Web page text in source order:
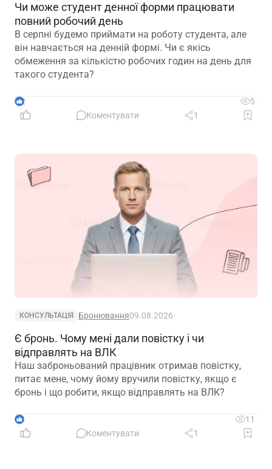
Чи може студент денної форми працювати
повний робочий день
В серпні будемо приймати на роботу студента, але
він навчається на денній формі. Чи є якісь
обмеження за кількістю робочих годин на день для
такого студента?
2
5
Коментувати
1
КОНСУЛЬТАЦІЯ Бронювання09.08.2026
Є бронь. Чому мені дали повістку і чи
відправлять на ВЛК
Наш заброньований працівник отримав повістку,
питає мене, чому йому вручили повістку, якщо є
бронь і що робити, якщо відправлять на ВЛК?
1
11
Коментувати
1